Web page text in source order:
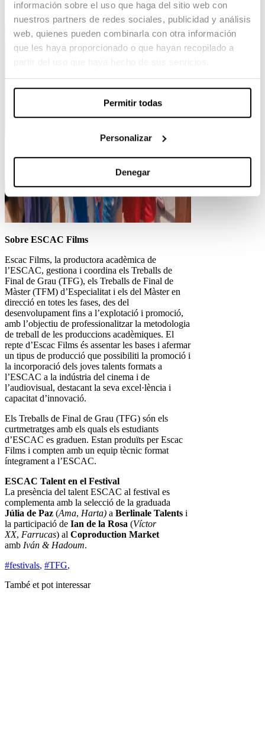
información sobre el uso que haga del sitio web con
nuestros partners de redes sociales, publicidad y análisis
web, quienes pueden combinarla con otra información
que les haya proporcionado o que hayan recopilado a
Permitir todas
Personalizar
Denegar
Sobre ESCAC Films
Escac Films, la productora acadèmica de
l’ESCAC, gestiona i coordina els Treballs de
Final de Grau (TFG), els Treballs de Final de
Màster (TFM) d’Especialitat i els del Màster en
direcció en totes les fases, des del
desenvolupament fins a l’explotació i promoció,
amb l’objectiu de professionalitzar la metodologia
de treball de les produccions acadèmiques. El
repte d’Escac Films és assentar les bases i afermar
un tipus de producció que possibiliti la promoció i
la incorporació dels joves talents formats a
l’ESCAC a la indústria del cinema i de
l’audiovisual, destacant la seva excel·lència i
capacitat d’innovació.
Els Treballs de Final de Grau (TFG) són els
curtmetratges amb els quals els estudiants
d’ESCAC es graduen. Estan produïts per Escac
Films i compten amb un equip tècnic format
íntegrament a l’ESCAC.
ESCAC Talent en el Festival
La presència del talent ESCAC al festival es
complementa amb la selecció de la graduada
Júlia de Paz (Ama, Harta) a Berlinale Talents i
la participació de Ian de la Rosa (Víctor
XX, Farrucas) al Coproduction Market
amb Iván & Hadoum.
#festivals, #TFG,
També et pot interessar